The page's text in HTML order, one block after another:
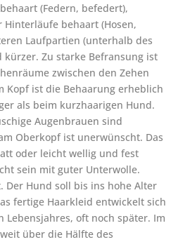
(Federn, befedert),
behaart (Hosen,
Laufpartien (unterhalb des
kürzer. Zu starke Befransung ist
zwischen den Zehen
Kopf ist die Behaarung erheblich
als beim kurzhaarigen Hund.
Augenbrauen sind
Oberkopf ist unerwünscht. Das
oder leicht wellig und fest
sein mit guter Unterwolle.
Der Hund soll bis ins hohe Alter
fertige Haarkleid entwickelt sich
Lebensjahres, oft noch später. Im
über die Hälfte des